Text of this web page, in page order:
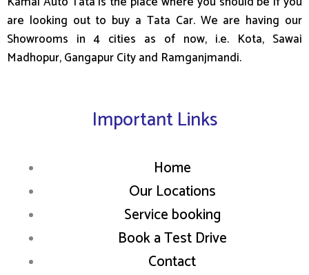
are looking out to buy a Tata Car. We are having our
Showrooms in 4 cities as of now, i.e. Kota, Sawai
Madhopur, Gangapur City and Ramganjmandi.
Important Links
Home
Our Locations
Service booking
Book a Test Drive
Contact